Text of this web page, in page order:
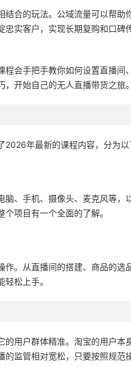
合的玩法。公域流量可以帮
实客户，实现长期复购和口
会手把手教你如何设置直播
开始自己的无人直播带货之旅。
年最新的课程内容，分为以
、手机、摄像头、麦克风等
项目有一个全面的了解。
。从直播间的搭建、商品的选
松上手。
用户群体精准。淘宝的用户
监管相对宽松，只要按照规范